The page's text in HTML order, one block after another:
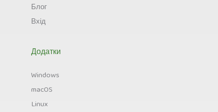
Блог
Вхід
Додатки
Windows
macOS
Linux